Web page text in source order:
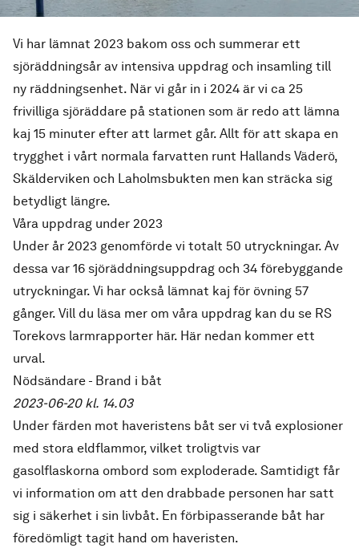
Vi har lämnat 2023 bakom oss och summerar ett
sjöräddningsår av intensiva uppdrag och insamling till
ny räddningsenhet. När vi går in i 2024 är vi ca 25
frivilliga sjöräddare på stationen som är redo att lämna
kaj 15 minuter efter att larmet går. Allt för att skapa en
trygghet i vårt normala farvatten runt Hallands Väderö,
Skälderviken och Laholmsbukten men kan sträcka sig
betydligt längre.
Våra uppdrag under 2023
Under år 2023 genomförde vi totalt 50 utryckningar. Av
dessa var 16 sjöräddningsuppdrag och 34 förebyggande
utryckningar. Vi har också lämnat kaj för övning 57
gånger. Vill du läsa mer om våra uppdrag kan du se RS
Torekovs larmrapporter här. Här nedan kommer ett
urval.
Nödsändare - Brand i båt
2023-06-20 kl. 14.03
Under färden mot haveristens båt ser vi två explosioner
med stora eldflammor, vilket troligtvis var
gasolflaskorna ombord som exploderade. Samtidigt får
vi information om att den drabbade personen har satt
sig i säkerhet i sin livbåt. En förbipasserande båt har
föredömligt tagit hand om haveristen.